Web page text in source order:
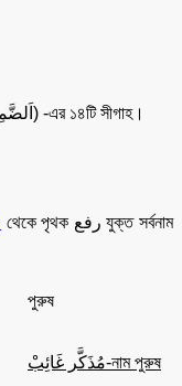
থেকে পৃথক رفع যুক্ত সর্বনাম
পুরুষ
مُذَكَّر غَائِبْ-নাম পুরুষ